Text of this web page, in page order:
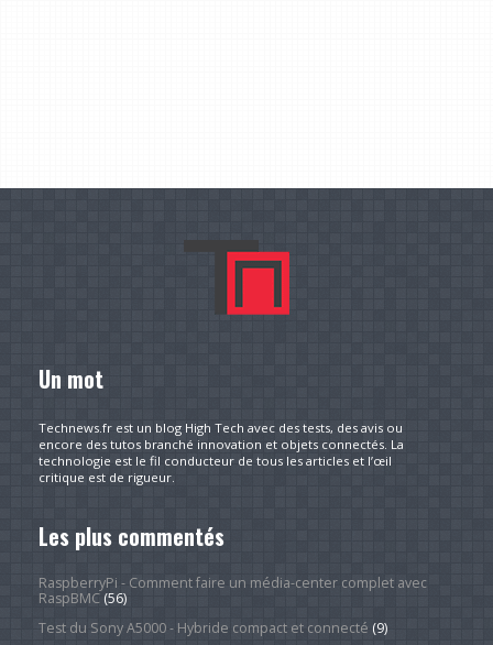
Un mot
Technews.fr est un blog High Tech avec des tests, des avis ou
encore des tutos branché innovation et objets connectés. La
technologie est le fil conducteur de tous les articles et l’œil
critique est de rigueur.
Les plus commentés
RaspberryPi - Comment faire un média-center complet avec
RaspBMC(56)
Test du Sony A5000 - Hybride compact et connecté (9)